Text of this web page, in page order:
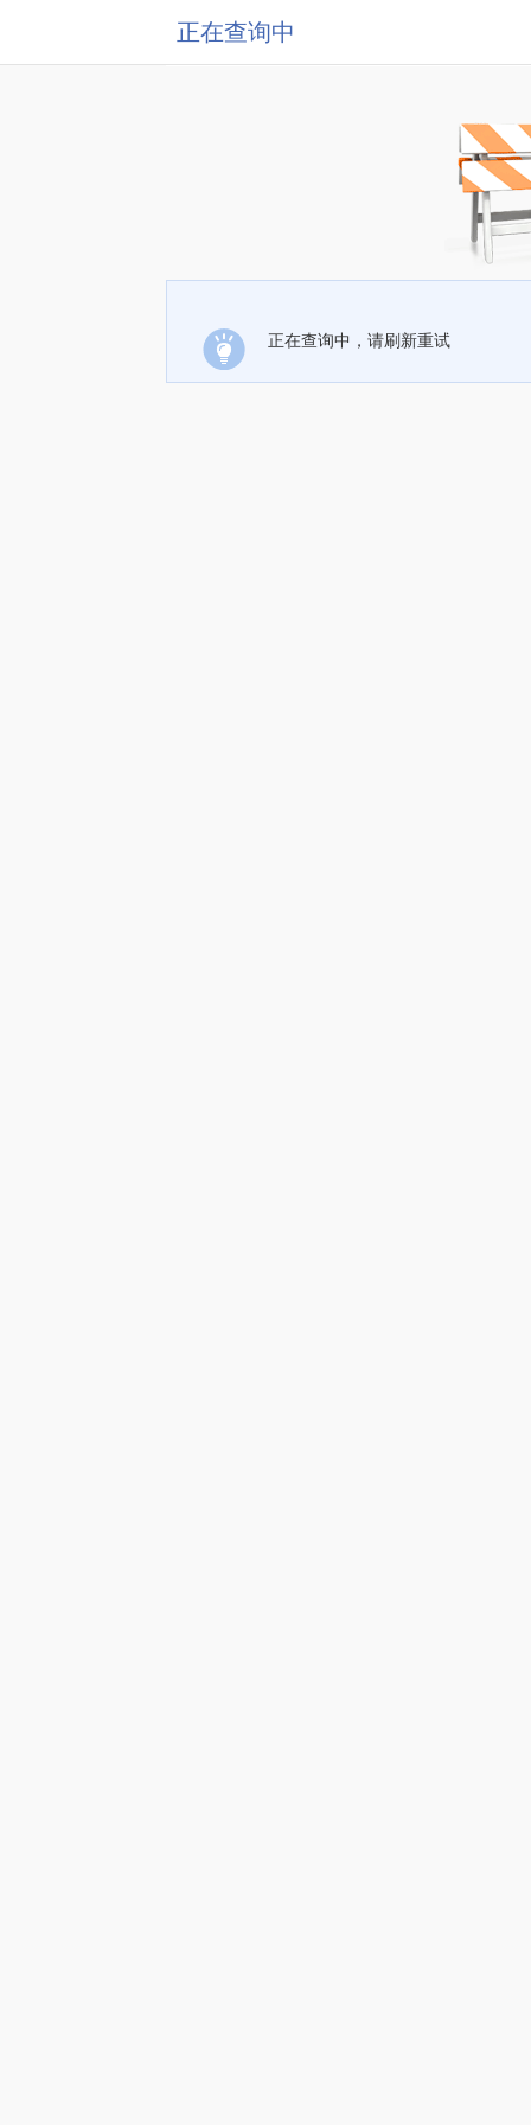
正在查询中
正在查询中，请刷新重试